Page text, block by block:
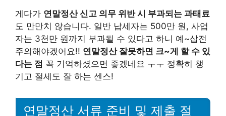
게다가 연말정산 신고 의무 위반 시 부과되는 과태료
도 만만치 않습니다. 일반 납세자는 500만 원, 사업
자는 3천만 원까지 부과될 수 있다고 하니 예~삽전
주의해야겠어요!! 연말정산 잘못하면 크~게 할 수 있
다는 점 꼭 기억하셨으면 좋겠네요 ㅜㅜ 정확히 챙
기고 절세도 잘 하는 센스!
연말정산 서류 준비 및 제출 절